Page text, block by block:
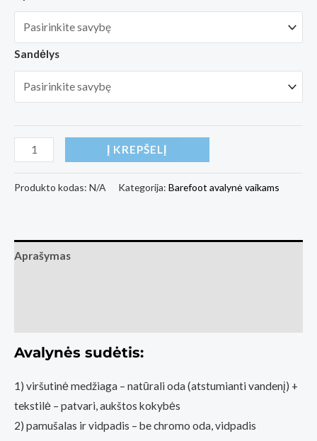
Sandėlys
produkto
Vaikiški
Froddo
barefoot
Mėlyna
(base)
Į KREPŠELĮ
Produkto kodas: N/A Kategorija: Barefoot avalynė vaikams
Aprašymas
Avalynės sudėtis:
1) viršutinė medžiaga – natūrali oda (atstumianti vandenį) +
tekstilė – patvari, aukštos kokybės
2) pamušalas ir vidpadis – be chromo oda, vidpadis